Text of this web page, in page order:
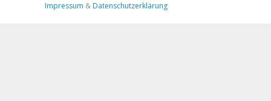
Impressum &Datenschutzerklärung